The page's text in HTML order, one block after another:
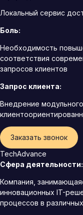
Локальный сервис
Боль:
Необходимость
соответствия
запросов клиентов
Запрос клиента:
Внедрение
Заказать звонок
TechAdvance
Сфера деятельности:
Компания,
инновационных IT-
процессов в